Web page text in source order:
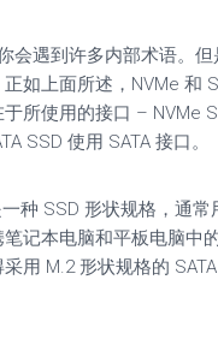
会遇到许多内部术语。但
如上面所述，NVMe 和
所使用的接口 – NVMe
SSD 使用 SATA 接口。
种 SSD 形状规格，通常
记本电脑和平板电脑中
用 M.2 形状规格的